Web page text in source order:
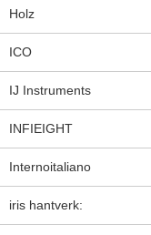
Holz
ICO
IJ Instruments
INFIEIGHT
Internoitaliano
iris hantverk: